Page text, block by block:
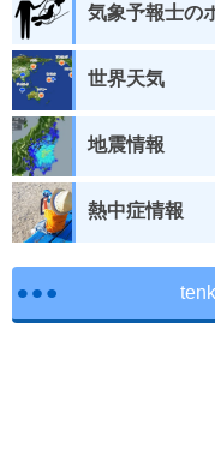
気象予報士の
世界天気
地震情報
熱中症情報